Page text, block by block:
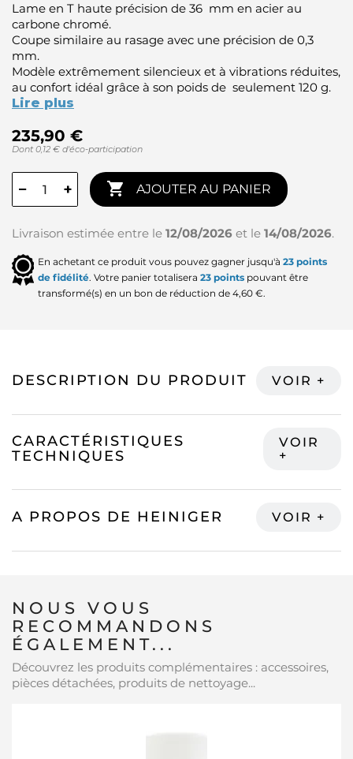
Lame en T haute précision de 36 mm en acier au
carbone chromé.
Coupe similaire au rasage avec une précision de 0,3
mm.
Modèle extrêmement silencieux et à vibrations réduites,
au confort idéal grâce à son poids de seulement 120 g.
Lire plus
235,90 €
Dont 0,12 € d'éco-participation
− +  AJOUTER AU PANIER
Livraison estimée entre le 12/08/2026 et le 14/08/2026.
En achetant ce produit vous pouvez gagner jusqu'à 23 points
de fidélité. Votre panier totalisera 23 points pouvant être
transformé(s) en un bon de réduction de 4,60 €.
DESCRIPTION DU PRODUIT
CARACTÉRISTIQUES
TECHNIQUES
A PROPOS DE HEINIGER
NOUS VOUS
RECOMMANDONS
ÉGALEMENT...
Découvrez les produits complémentaires : accessoires,
pièces détachées, produits de nettoyage...